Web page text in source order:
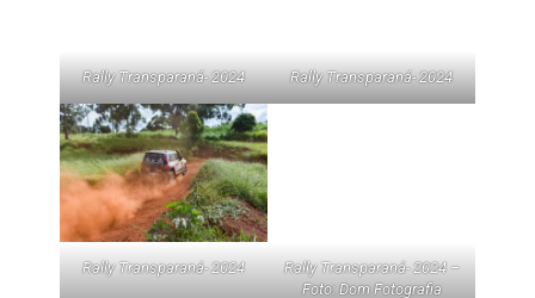
Rally Transparaná- 2024 Rally Transparaná- 2024
Rally Transparaná- 2024
Rally Transparaná- 2024 –
Foto: Dom Fotografia